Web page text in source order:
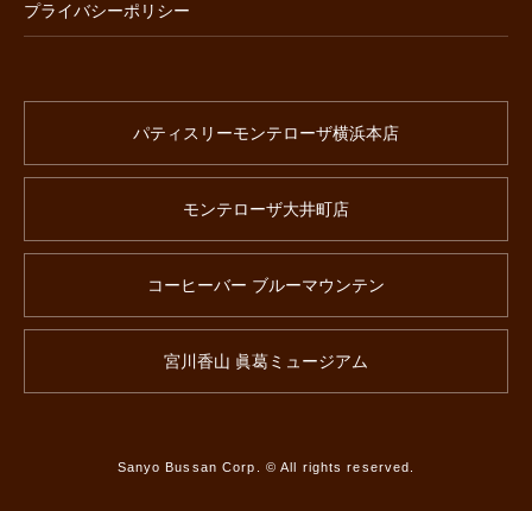
プライバシーポリシー
パティスリーモンテローザ横浜本店
モンテローザ大井町店
コーヒーバー ブルーマウンテン
宮川香山 眞葛ミュージアム
Sanyo Bussan Corp. © All rights reserved.